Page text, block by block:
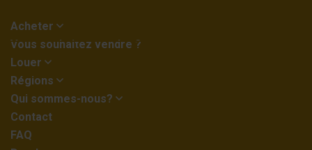
Acheter
Vous souhaitez vendre ?
Louer
Régions
Qui sommes-nous?
Contact
FAQ